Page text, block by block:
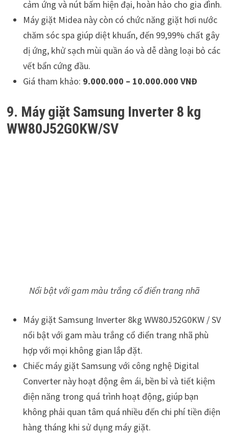
cảm ứng và nút bấm hiện đại, hoàn hảo cho gia đình.
Máy giặt Midea này còn có chức năng giặt hơi nước
chăm sóc spa giúp diệt khuẩn, đến 99,99% chất gây
dị ứng, khử sạch mùi quần áo và dễ dàng loại bỏ các
vết bẩn cứng đầu.
Giá tham khảo: 9.000.000 – 10.000.000 VNĐ
9. Máy giặt Samsung Inverter 8 kg
WW80J52G0KW/SV
Nổi bật với gam màu trắng cổ điển trang nhã
Máy giặt Samsung Inverter 8kg WW80J52G0KW / SV
nổi bật với gam màu trắng cổ điển trang nhã phù
hợp với mọi không gian lắp đặt.
Chiếc máy giặt Samsung với công nghệ Digital
Converter này hoạt động êm ái, bền bỉ và tiết kiệm
điện năng trong quá trình hoạt động, giúp bạn
không phải quan tâm quá nhiều đến chi phí tiền điện
hàng tháng khi sử dụng máy giặt.